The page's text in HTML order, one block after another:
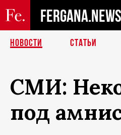
FERGANA.NEWS
НОВОСТИ СТАТЬИ
СМИ:
под